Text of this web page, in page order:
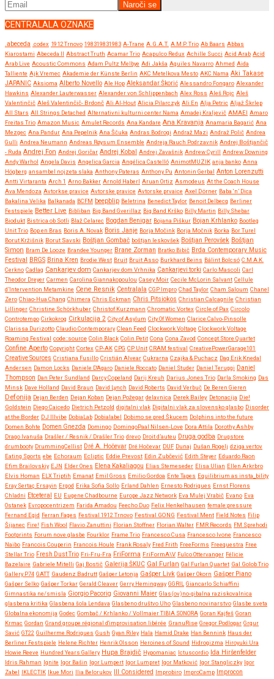
CENTRALALA OZNAKE
.abeceda .codex 1912 Trnovo 198319831983 A-Trane A.G.A.T. A.M.P. Trio Ab Baars Abbas
Kiarostami Abeceda II Abstract Truth Acamar Trio Acapulco Redux Achille Succi Acid Arab Acid
Arab Live Acoustic Commons Adam Pultz Melbye Adi Jakša Aguiles Navarro Ahmed Aida
Talliente Ajk Vremec Akademie der Künste Berlin AKC Metelkova Mesto AKC Nama Aki Takase
JAPANIC Aksioma Alberto Novello Ale Hop Aleksandar Škorić Alessandro Fongaro Alexander
Hawkins Alexander Lauterwasser Alexander von Schlippenbach Alex Ross Aleš Rojc Aleš
Valentinčič Aleš Valentinčič- Brdonč Ali Al-Hout Alicia Pilarczyk Ali En Alja Petric Aljaž Škrlep
All Stars All Strings Detached Alternativni kulturni center Nama Amadej Kraljevič AMAEI Amaro
Freitas Trio Amazon Music Amulet Records Ana Kandare Ana Kravanja Anamaria Bagarić Ana
Mezgec Ana Pandur Ana Pepelnik Ana Ščuka Andras Bodrogi Andraž Mazi Andraž Polič Andrea
Gulli Andrea Neumann Andreas Røysum Ensemble Andreja Rauch Podrzavnik Andrej Boštjančič
- Ruda Andrej Fon Andrej Goričar Andrej Kobal Andrej Zavašnik Andrew Cyrill Andrew Downing
Andy Warhol Angela Davis Angelica Garcia Angélica Castelló AnimotMUZIK anja banko Anna
Högberg ansambel nojzeta slaka Anthony Pateras Anthony Pu Antonin Gerbal Anton Lorenzutti
Antti Virtaranta Arch 1 Arno Bakker Arnold Haberl Aruan Ortiz Asmodeus At the Coach House
Ava Mendoza Avtorkse pravice Avtorske pravice Avtorske prvaice Axel Dörner Baba ‘n’ Dica
Bakalina Velika Balkanada BCFM beepblip Beletrina Benedict Taylor Benoit Delbecq Berliner
Festspiele Better Live Bibliban Big Band Gverillaz Big Band Krško Billy Martin Billy Shebar
Biodukt Bistrica ob Sotli Blaž Celarec Bogdan Benigar Bojana Piškur Bojan Krhlanko Bootleg
Unit Trio Bop en Bras Boris A. Novak Boris Janje Borja Močink Borja Močnik Borka Bor Turel
Borut Kržišnik Borut Savski Boštjan Gombač boštjan leskovšek Boštjan Perovšek Boštjan
Simon Bram De Looze Brandee Younger Brane Zorman Bratko Bibič Brda Contemporary Music
Festival
BRGS Brina Kren Brodie West Bruit Bruit Asso Burkhard Beins Bálint Bolcsó C.M.A.K.
Cerkno Cadlag Cankarjev dom Cankarjev dom Vrhnika Cankarjevi torki Carlo Mascoli Carl
Theodor Dreyer Carmen Carolina Giannakopoulou Casey Moir Cecile McLorin Salvant Cellule
d’Intervention Metamkine Cene Resnik Centralala CGP Impro Chad Taylor Cham Saloum Chanel
Zero Chiao-Hua Chang Chimera Chris Eckman Chris Pitsiokos Christian Calcagnile Christian
Lillinger Christine Schörkhuber Christof Kurzmann Chromatic Vortex Circle of Pax Circolo
Controtempo Cirkokrog Cirkulacija 2 City of Asylum City Of Women Clarice Calvo-Pinsolle
Clarissa Durizotto Claudio Contemporary Clean Feed Clockwork Voltage Clockwork Voltage
Roaming Festival code::source Colin Black Colin Petit Cona Cona Zavod Concept Store Quartet
Confine Aperto Copyright Cortex CP-AK CPG CP Unit CRAM festival CreativePowerGarage101
Creative Sources Cristiana Fusillo Cristián Alvear Cukrarna Czajka & Puchacz Dag Erik Knedal
Andersen Damon Locks Daniele D'Agaro Daniele Roccato Daniel Studer Daniel Teruggi Daniel
Thompson Dan Peter Sundland Darcy Copeland Darij Kreuh Darius Jones Trio Darla Smoking Das
Minsk Dave Holland David Braun David Lynch David Roberts David Verbuč De Beren Gieren
Defonija Dejan Berden Dejan Koban Dejan Požegar delavnica Derek Bailey Detonacija Die!
Goldstein Diego Caicedo Dietrich Petzold digitalni vlak Digitalni vlak za slovensko glasbo Disorder
at the Border DJ Illvibe DobiaLab Dobialabel Dobimo se pred Škucem Dolphins into the future
Domen Bohte Domen Gnezda Domingo DomingoPaal Nilsen-Love Dora Attila Dorothy Ashby
Drago Ivanuša Drašler / Resnik / Drašler Trio drevo Droit d’auteu Druga godba Drugstore
drumbooty DrummingCellist Dré A. Hočevar Dré Hočevar DUF Dunaj Dušan Rogelj dziga vertov
Eating Sports ebe Echoraum Ecliptic Eddie Prevost Edin Zubčević Edith Steyer Eduardo Raon
Efim Brailovskiy EJN Elder Ones Elena Kakaliagou Elias Stemeseder Elisa Ulian Ellen Arkrbro
Elvis Homan ELX Triptih Emanat Emil Gross Emilio Gordoa Ente Tapes Equilibrium as insta_bility
Eray Sertaç Ersayin Ergod Erika Sofia Sollo Erland Dahlen Ernesto Rodrigues Ernst Florens
Chladni Etceteral EU Eugene Chadbourne Europe Jazz Network Eva Mulej Vrabič Evano Eva
Ostanek Evropocentrizem Farida Amadou Feecho Duo Felix Henkelhausen female:pressure
Fernand Egid Ferran Fages Festival 1912 Trnovo Festival GONG Festival Ment Field Notes Filip
Šijanec Fire! Fish Wool Flavio Zanuttini Florian Stoffner Florian Walter FMR Records FM Sprehodi
Footprints Forum nove glasbe Fourklor Frame Trio Francesco Cusa Francesco Ivone Francesco
Naibo Francois Couperin Francois Houle Frank Rosaly Fred Frith FreeForms Freequestra Free
Stellar Trio Fresh Dust Trio Fri-Fru-Fra FriForma FriFormA\V Fulco Ottervanger Félicie
Bazelaire Gabriele Mitelli Gaj Bostič Galerija ŠKUC Gal Furlan Gal Furlan Quartet Gal Golob Trio
Gallery P74 GATT Gaudenz Badrutt Gašper Letonja Gašper Livk Gašper Okorn Gašper Piano
Gašper Selko Gašper Torkar Gerald Cleaver Gerry Hemingway GGRIL Giancarlo Schiaffini
Gimnastika ne/smisla Giorgio Pacorig Giovanni Maier Glas(ov)no-gibalna raziskovalnica
glasbena kritika Glasbena šola Lendava Glasbeno društvo Uho Glasbeno novinarstvo Glasbe sveta
Globalna ekonomija Godec Gombač / Krhlanko / Vollmaier TIBIA SONORA Goran Kajfeš Goran
Krmac Gordan Grand groupe régional d'improvisation libérée GranuRise Gregor Podlogar Grgur
Savić GT22 Guilherme Rodrigues Gush Gyan Riley Hala Hamid Drake Han Bennink Haus der
Berliner Festspiele Helene Richter Henrik Olsson Heroines of Sound Hidrogizma Hiroyuki Ura
Howie Reeve Hundred Years Gallery Hupa Brajdič Hypomaniac Ictuscordio Ida Hiršenfelder
Idris Rahman Ignite Igor Bašin Igor Lumpert Igor Lumpret Igor Matković Igor Stangliczky Igor
Zabel IKLECTIK Ikue Mori Ilia Belorukov Ill Considered Improbiro ImproCamp
Improcon